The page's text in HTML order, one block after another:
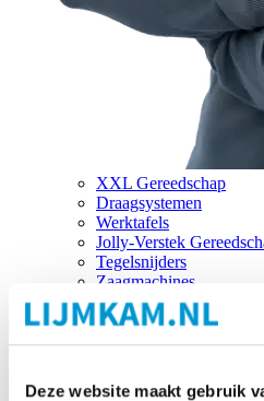
Deze website maakt gebruik
XXL Gereedschap
Draagsystemen
Werktafels
Jolly-Verstek
Tegelsnijders
Zaagmachines
Merken